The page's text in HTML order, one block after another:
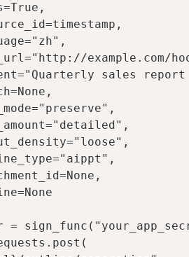
example.com/
sales report